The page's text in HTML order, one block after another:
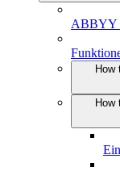
ABBYY
How
How